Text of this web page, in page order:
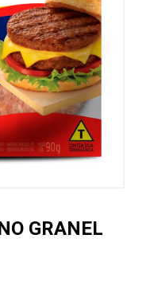
GRANEL